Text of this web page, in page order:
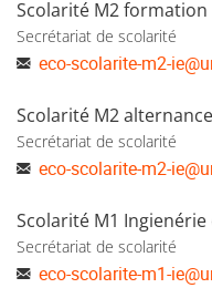
Scolarité M2
Secrétariat de scolarité
eco-scolarite-m2-ie@
Scolarité M2
Secrétariat de scolarité
eco-scolarite-m2-ie@
Scolarité M1
Secrétariat de scolarité
eco-scolarite-m1-ie@